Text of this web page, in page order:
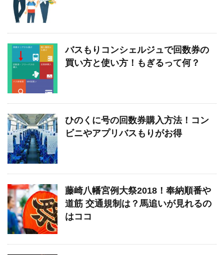
バスもりコンシェルジュで回数券の
買い方と使い方！もぎるって何？
ひのくに号の回数券購入方法！コン
ビニやアプリバスもりがお得
藤崎八幡宮例大祭2018！奉納順番や
道筋 交通規制は？馬追いが見れるの
はココ